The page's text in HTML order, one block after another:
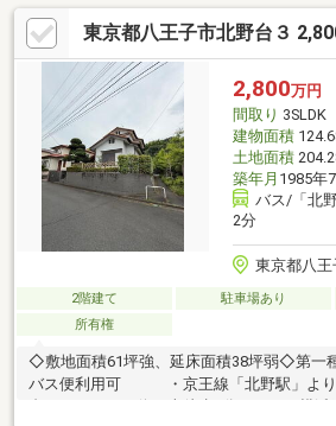
ン・浴室 ・洗面室 ・トイレ ・建具
ロスなど お気軽にお問い合わせください
♪━━━━━━━━━━━━━・‥…
東京都八王子市北野台３
2,800万円
間取り 3SLDK
建物面積
土地面積
築年月 1985年
バス/「北
2分
東京都八王
2階建て 駐車場あり
所有権
◇敷地面積61坪強、延床面積38坪弱◇第一
バス便利用可 ・京王線「北野駅」より
台三丁目」バス停下車徒歩2分 ・横浜線